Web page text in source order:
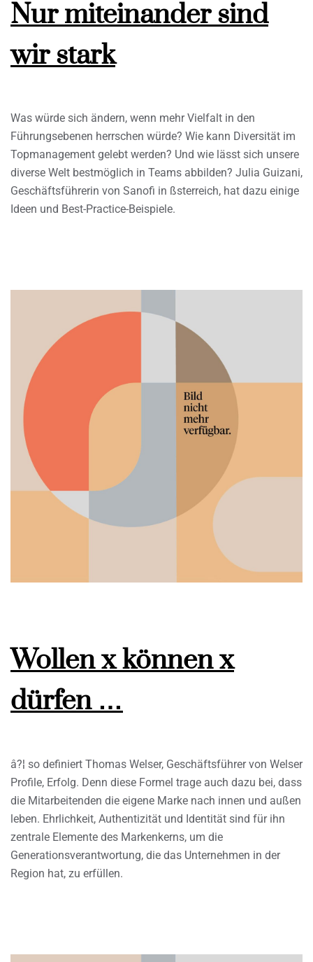
Nur miteinander sind
wir stark
Was würde sich ändern, wenn mehr Vielfalt in den
Führungsebenen herrschen würde? Wie kann Diversität im
Topmanagement gelebt werden? Und wie lässt sich unsere
diverse Welt bestmöglich in Teams abbilden? Julia Guizani,
Geschäftsführerin von Sanofi in ßsterreich, hat dazu einige
Ideen und Best-Practice-Beispiele.
Wollen x können x
dürfen …
â?¦ so definiert Thomas Welser, Geschäftsführer von Welser
Profile, Erfolg. Denn diese Formel trage auch dazu bei, dass
die Mitarbeitenden die eigene Marke nach innen und außen
leben. Ehrlichkeit, Authentizität und Identität sind für ihn
zentrale Elemente des Markenkerns, um die
Generationsverantwortung, die das Unternehmen in der
Region hat, zu erfüllen.